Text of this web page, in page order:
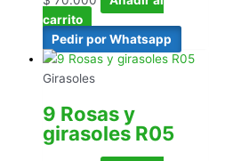
carrito
Pedir por Whatsapp
Girasoles
9 Rosas y
girasoles R05